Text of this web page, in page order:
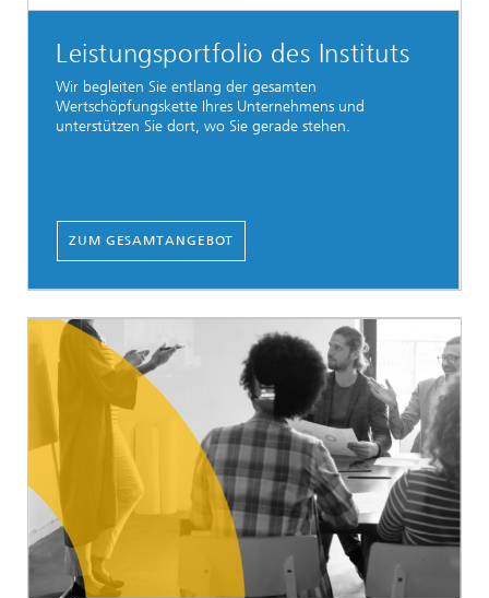
Leistungsportfolio des Instituts
Wir begleiten Sie entlang der gesamten
Wertschöpfungskette Ihres Unternehmens und
unterstützen Sie dort, wo Sie gerade stehen.
ZUM GESAMTANGEBOT